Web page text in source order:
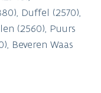
Duffel (2570),
(2560), Puurs
Beveren Waas